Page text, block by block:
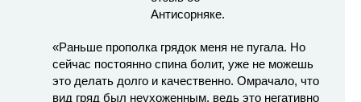
«Раньше прополка грядок меня не пугала. Но
сейчас постоянно спина болит, уже не можешь
это делать долго и качественно. Омрачало, что
вид гряд был неухоженным, ведь это негативно